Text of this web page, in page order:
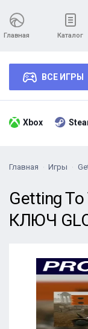
Главная Каталог
ВСЕ ИГРЫ
Xbox
Главная Игры
Getting
КЛЮЧ